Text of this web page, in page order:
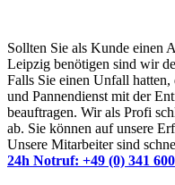
Sollten Sie als Kunde einen
Leipzig benötigen sind wir
Falls Sie einen Unfall
und Pannendienst mit der
beauftragen. Wir als Profi
ab. Sie können auf unsere
Unsere Mitarbeiter sind
24h Notruf: +49 (0) 341